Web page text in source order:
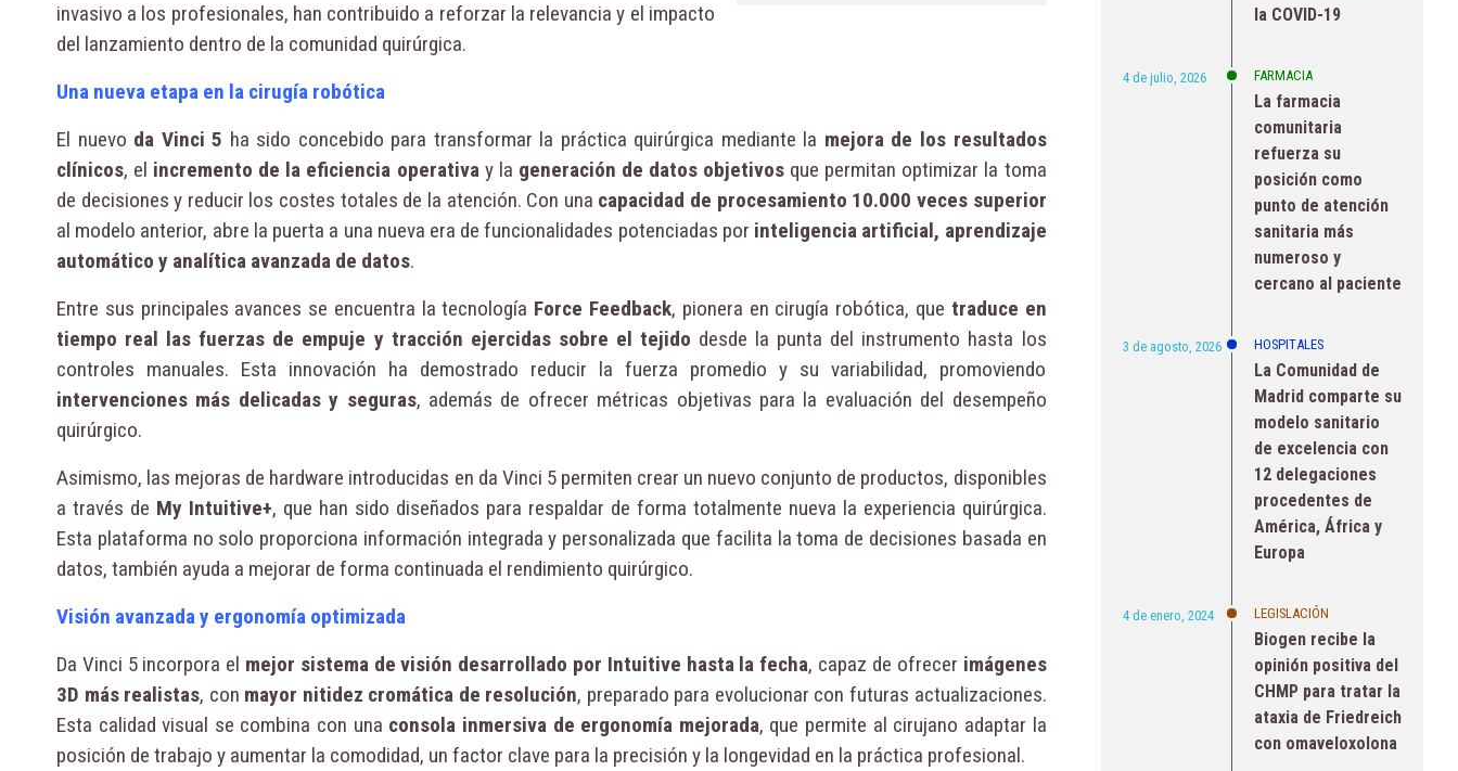
invasivo a los profesionales, han contribuido a reforzar la relevancia y el impacto
del lanzamiento dentro de la comunidad quirúrgica.
Una nueva etapa en la cirugía robótica
El nuevo da Vinci 5 ha sido concebido para transformar la práctica quirúrgica mediante la mejora de los resultados
clínicos, el incremento de la eficiencia operativay la generación de datos objetivos que permitan optimizar la toma
de decisiones y reducir los costes totales de la atención. Con una capacidad de procesamiento 10.000 veces superior
al modelo anterior, abre la puerta a una nueva era de funcionalidades potenciadas por inteligencia artificial, aprendizaje
automático y analítica avanzada de datos.
Entre sus principales avances se encuentra la tecnología Force Feedback, pionera en cirugía robótica, que traduce en
tiempo real las fuerzas de empuje y tracción ejercidas sobre el tejido desde la punta del instrumento hasta los
controles manuales. Esta innovación ha demostrado reducir la fuerza promedio y su variabilidad, promoviendo
intervenciones más delicadas y seguras, además de ofrecer métricas objetivas para la evaluación del desempeño
quirúrgico.
Asimismo, las mejoras de hardware introducidas en da Vinci 5 permiten crear un nuevo conjunto de productos, disponibles
a través de My Intuitive+, que han sido diseñados para respaldar de forma totalmente nueva la experiencia quirúrgica.
Esta plataforma no solo proporciona información integrada y personalizada que facilita la toma de decisiones basada en
datos, también ayuda a mejorar de forma continuada el rendimiento quirúrgico.
Visión avanzada y ergonomía optimizada
Da Vinci 5 incorpora el mejor sistema de visión desarrollado por Intuitive hasta la fecha, capaz de ofrecer imágenes
3D más realistas, con mayor nitidez cromática de resolución, preparado para evolucionar con futuras actualizaciones.
Esta calidad visual se combina con una consola inmersiva de ergonomía mejorada, que permite al cirujano adaptar la
posición de trabajo y aumentar la comodidad, un factor clave para la precisión y la longevidad en la práctica profesional.
la COVID-19
4 de julio, 2026 FARMACIA
La farmacia
comunitaria
refuerza su
posición como
punto de atención
sanitaria más
numeroso y
cercano al paciente
3 de agosto, 2026 HOSPITALES
La Comunidad de
Madrid comparte su
modelo sanitario
de excelencia con
12 delegaciones
procedentes de
América, África y
Europa
4 de enero, 2024 LEGISLACIÓN
Biogen recibe la
opinión positiva del
CHMP para tratar la
ataxia de Friedreich
con omaveloxolona